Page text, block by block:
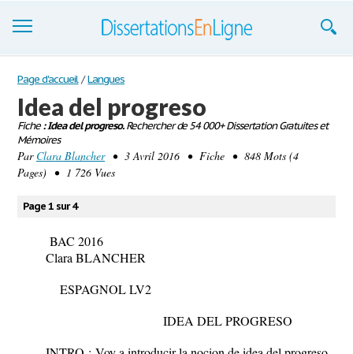
Dissertations
S'inscrire
Se connecter
Contactez-nous
Page d'accueil / Langues
Idea del progreso
Fiche: Idea del progreso.Rechercher de 54 000+ Dissertation Gratuites et
Mémoires
Par Clara Blancher• 3 Avril 2016 • Fiche • 848 Mots (4
Pages) • 1 726 Vues
Page 1 sur 4
BAC 2016
Clara BLANCHER
ESPAGNOL LV2
IDEA DEL PROGRESO